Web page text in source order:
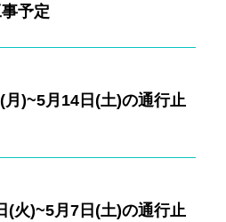
予定
)~5月14日(土)の通行止
(火)~5月7日(土)の通行止